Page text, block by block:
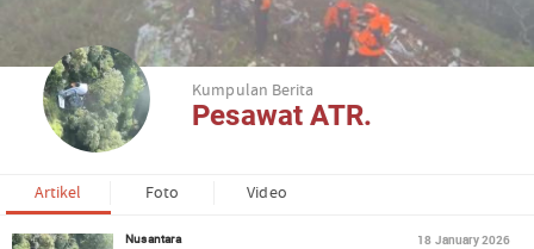
Kumpulan Berita
Pesawat ATR.
Artikel Foto Video
Nusantara 18 January 2026